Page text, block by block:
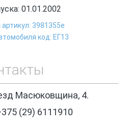
01.01.2002
3981355e
код: ЕГ13
Масюковщина, 4.
(29) 6111910